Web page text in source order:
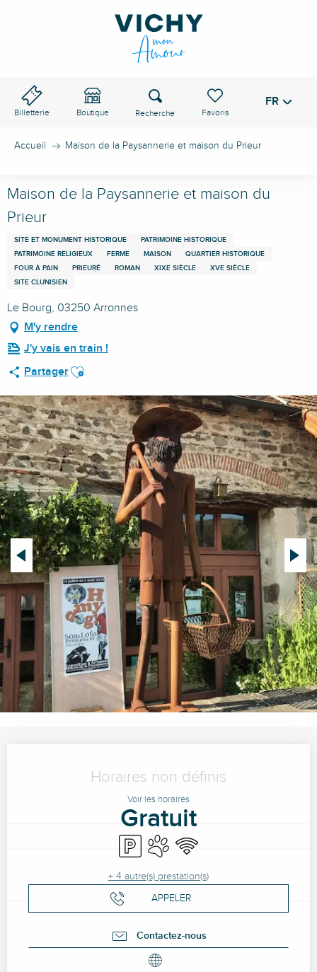
Billetterie Boutique
Voir les favoris
Recherche FR
Accueil Maison de la Paysannerie et maison du Prieur
Maison de la Paysannerie et maison du
Prieur
SITE ET MONUMENT HISTORIQUE
PATRIMOINE HISTORIQUE
PATRIMOINE RELIGIEUX
FERME MAISON
QUARTIER HISTORIQUE
FOUR À PAIN
PRIEURÉ ROMAN XIXE SIÈCLE
XVE SIÈCLE
SITE CLUNISIEN
Le Bourg, 03250 Arronnes
M'y rendre
J'y vais en train !
PartagerAjouter aux favoris
Horaires non définis
Voir les horaires
Gratuit
ParkingAnimaux acceptés
WiFi
+ 4 autre(s) prestation(s)
APPELER
Contactez-nous